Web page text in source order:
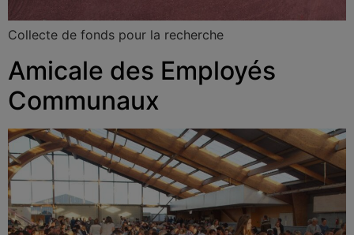
Collecte de fonds pour la recherche
Amicale des Employés
Communaux